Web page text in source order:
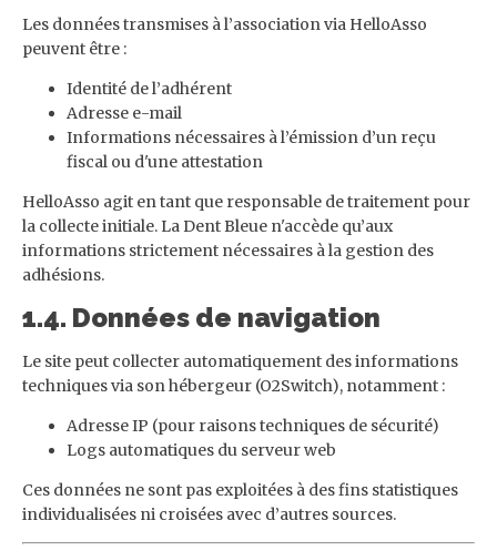
Les données transmises à l’association via HelloAsso
peuvent être :
Identité de l’adhérent
Adresse e-mail
Informations nécessaires à l’émission d’un reçu
fiscal ou d'une attestation
HelloAsso agit en tant que responsable de traitement pour
la collecte initiale. La Dent Bleue n'accède qu’aux
informations strictement nécessaires à la gestion des
adhésions.
1.4. Données de navigation
Le site peut collecter automatiquement des informations
techniques via son hébergeur (O2Switch), notamment :
Adresse IP (pour raisons techniques de sécurité)
Logs automatiques du serveur web
Ces données ne sont pas exploitées à des fins statistiques
individualisées ni croisées avec d’autres sources.